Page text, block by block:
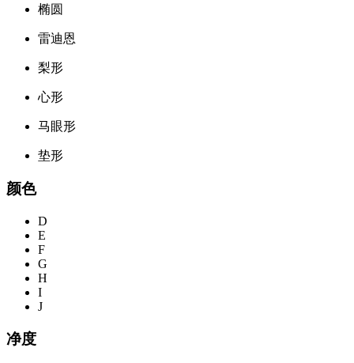
椭圆
雷迪恩
梨形
心形
马眼形
垫形
颜色
D
E
F
G
H
I
J
净度